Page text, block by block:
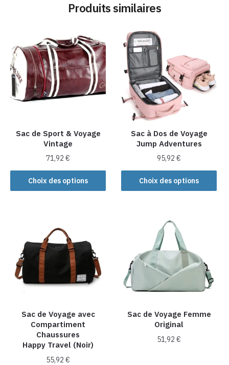
Produits similaires
Sac de Sport & Voyage
Vintage
71,92€
Choix des options
Ce
produit
variations.
Les
options
peuvent
choisies
la
page
du
produit
Sac à Dos de Voyage
Jump Adventures
95,92€
Choix des options
Ce
produit
variations.
Les
options
peuvent
être
choisies
la
page
du
Sac de Voyage avec
Compartiment
Chaussures
Happy Travel (Noir)
55,92€
Sac de Voyage Femme
Original
51,92€